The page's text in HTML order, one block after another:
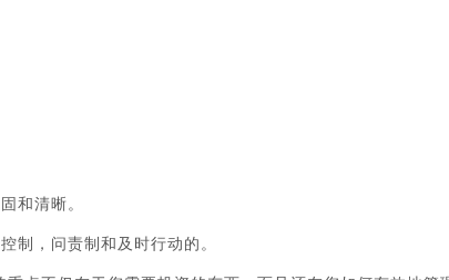
和清晰。
制，问责制和及时行动的。